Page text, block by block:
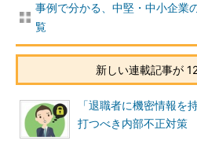
事例で分かる、中堅・中小企業
覧
新しい連載記事が
「退職者に機密情報を
打つべき内部不正対策